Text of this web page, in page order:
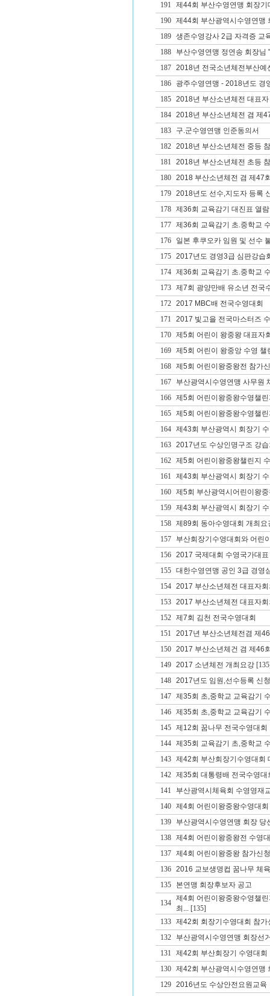
191
제44회 부산수영연맹 회장
190
제44회 부산광역시수영연맹
189
생존수영강사 2급 자격증 교
188
부산수영연맹 정연송 회장님
187
2018년 전국소년체전부산예
186
광주수영연맹 - 2018년도 경
185
2018년 부산소년체전 대표
184
2018년 부산소년체전 겸 제
183
구.군수영연맹 인준동의서
182
2018년 부산소년체전 중등
181
2018년 부산소년체전 초등
180
2018 부산소년체전 겸 제47
179
2018년도 선수,지도자 등록
178
제36회 교육감기 대진표 열람
177
제36회 교육감기 초.중학교
176
일본 후쿠오카 임원 및 선수
175
2017년도 경영3급 심판강습
174
제36회 교육감기 초.중학교
173
제7회 광양만배 유소년 전국
172
2017 MBC배 전국수영대회
171
2017 빛고을 전국마스터즈
170
제5회 어린이 왕중왕 대표자
169
제5회 어린이 왕중앙 수영 챌
168
제5회 어린이왕중왕전 참가
167
부산광역시수영연맹 사무원
166
제5회 어린이왕중왕수영챌
165
제5회 어린이왕중왕수영챌
164
제43회 부산광역시 회장기
163
2017년도 수상인명구조 강
162
제5회 어린이왕중왕챌린지
161
제43회 부산광역시 회장기
160
제5회 부산광역시어린이왕
159
제43회 부산광역시 회장기
158
제89회 동아수영대회 개최요
157
부산회장기수영대회와 어린
156
2017 국제대회 수영국가대
155
대한수영연맹 공인 3급 경영
154
2017 부산소년체전 대표자
153
2017 부산소년체전 대표자회
152
제7회 김천 전국수영대회
151
2017년 부산소년체전겸 제
150
2017 부산소년체건 겸 제46
149
2017 소년체전 개최요강
148
2017년도 임원,선수등록 신
147
제35회 초,중학교 교육감기
146
제35회 초,중학교 교육감기
145
제12회 꿈나무 전국수영대회
144
제35회 교육감기 초,중학교
143
제42회 부산회장기수영대회
142
제35회 대통령배 전국수영대
141
부산광역시체육회 수영영재
140
제4회 어린이왕중왕수영대
139
부산광역시수영연맹 회장 당
138
제4회 어린이왕중왕전 수영
137
제4회 어린이왕중왕 참가신
136
2016 교보생명컵 꿈나무 체
135
본연맹 회장후보자 공고
134
제4회 어린이왕중왕수영챌
최...[135]
133
제42회 회장기수영대회 참가
132
부산광역시수영연맹 회장선
131
제42회 부산회장기 수영대회
130
제42회 부산광역시수영연맹
129
2016년도 수상안전요원교육